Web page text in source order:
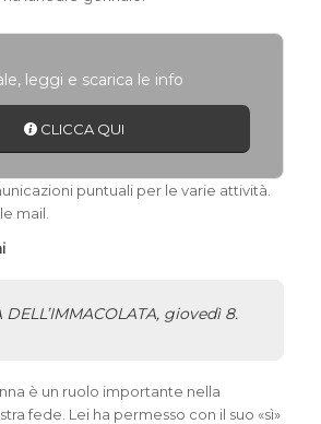
leggi e scarica le info
CLICCA QUI
puntuali per le varie attività.
mail.
DELL’IMMACOLATA, giovedì 8.
è un ruolo importante nella
fede. Lei ha permesso con il suo «sì»